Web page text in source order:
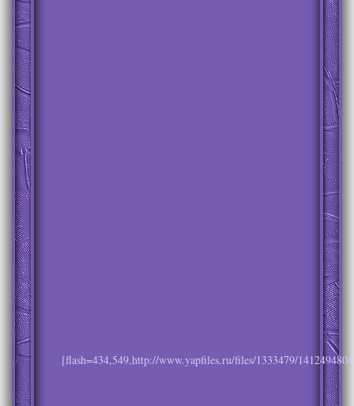
[flash=434,549,http://www.yapfiles.ru/files/1333479/